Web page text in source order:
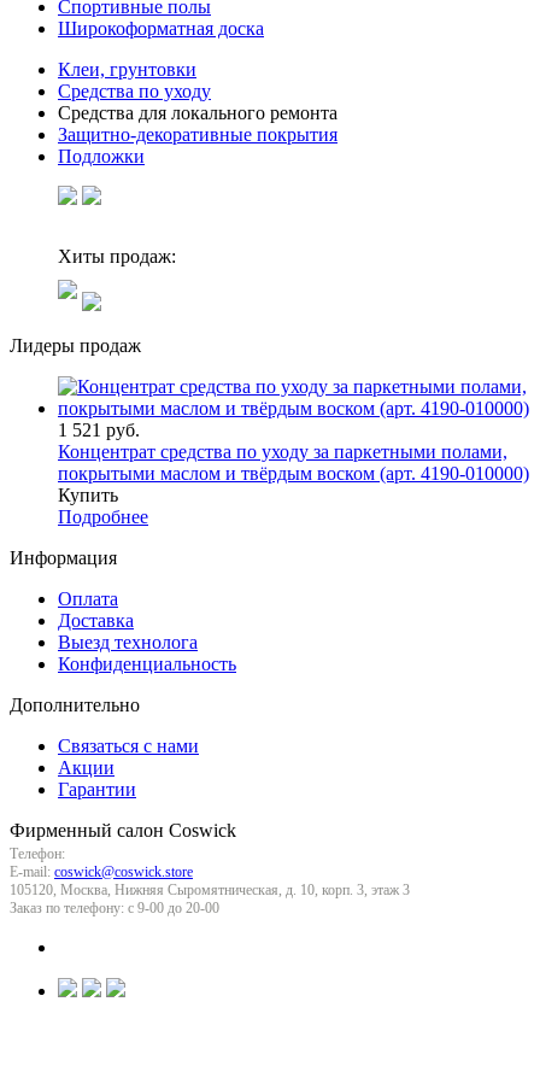
Спортивные полы
Широкоформатная доска
Клеи, грунтовки
Средства по уходу
Средства для локального ремонта
Защитно-декоративные покрытия
Подложки
Хиты продаж:
Лидеры продаж
1 521 руб.
Концентрат средства по уходу за паркетными полами,
покрытыми маслом и твёрдым воском (арт. 4190-010000)
Купить
Подробнее
Информация
Оплата
Доставка
Выезд технолога
Конфиденциальность
Дополнительно
Связаться с нами
Акции
Гарантии
Фирменный салон Coswick
Телефон:
E-mail: coswick@coswick.store
105120, Москва, Нижняя Сыромятническая, д. 10, корп. 3, этаж 3
Заказ по телефону: с 9-00 до 20-00